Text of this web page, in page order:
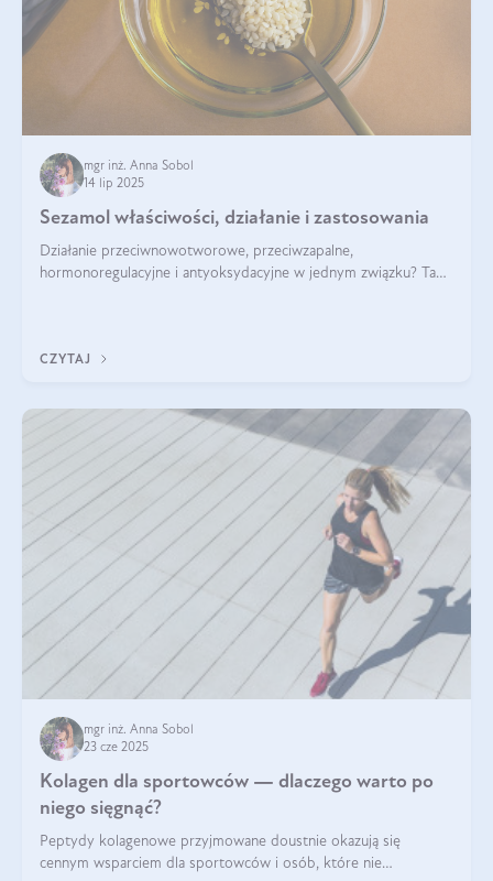
mgr inż. Anna Sobol
14 lip 2025
Sezamol właściwości, działanie i zastosowania
Działanie przeciwnowotworowe, przeciwzapalne,
hormonoregulacyjne i antyoksydacyjne w jednym związku? Tak
CZYTAJ
mgr inż. Anna Sobol
23 cze 2025
Kolagen dla sportowców — dlaczego warto po
niego sięgnąć?
Peptydy kolagenowe przyjmowane doustnie okazują się
cennym wsparciem dla sportowców i osób, które nie